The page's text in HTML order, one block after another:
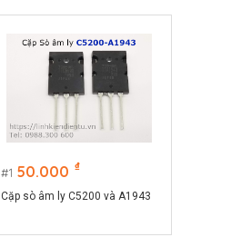
1 50.000 ₫
Cặp sò âm ly C5200 và A1943